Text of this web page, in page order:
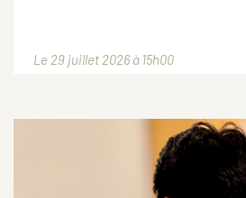
Le 29 juillet 2026 à 15h00